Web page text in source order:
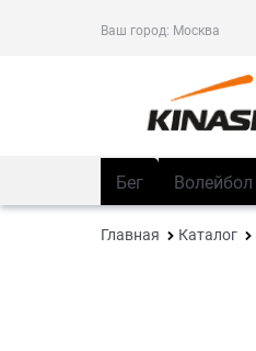
Ваш город: Москва
Бег Волейбол
Главная Каталог